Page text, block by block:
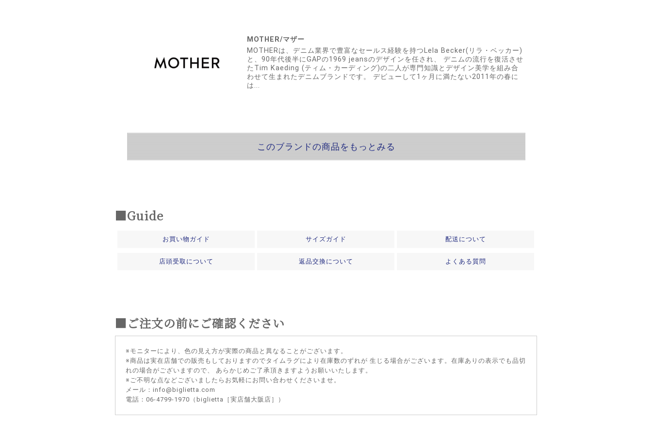
MOTHER/マザー
MOTHERは、デニム業界で豊富なセールス経験を持つLela Becker(リラ・ベッカー)
と、90年代後半にGAPの1969 jeansのデザインを任され、 デニムの流行を復活させ
たTim Kaeding (ティム・カーディング)の二人が専門知識とデザイン美学を組み合
わせて生まれたデニムブランドです。 デビューして1ヶ月に満たない2011年の春に
は...
このブランドの商品をもっとみる
■Guide
お買い物ガイド サイズガイド 配送について
店頭受取について 返品交換について よくある質問
■ご注文の前にご確認ください
※モニターにより、色の見え方が実際の商品と異なることがございます。
※商品は実在店舗での販売もしておりますのでタイムラグにより在庫数のずれが 生じる場合がございます。在庫ありの表示でも品切
れの場合がございますので、 あらかじめご了承頂きますようお願いいたします。
※ご不明な点などございましたらお気軽にお問い合わせくださいませ。
メール：info@biglietta.com
電話：06-4799-1970（biglietta［実店舗大阪店］）